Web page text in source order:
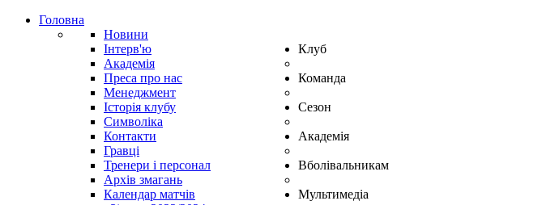
Головна
Новини
Інтерв'ю
Академія
Преса про нас
Клуб
Менеджмент
Історія клубу
Символіка
Контакти
Команда
Гравці
Тренери і персонал
Архів змагань
Сезон
Календар матчів
Академія
Вболівальникам
Мультимедіа